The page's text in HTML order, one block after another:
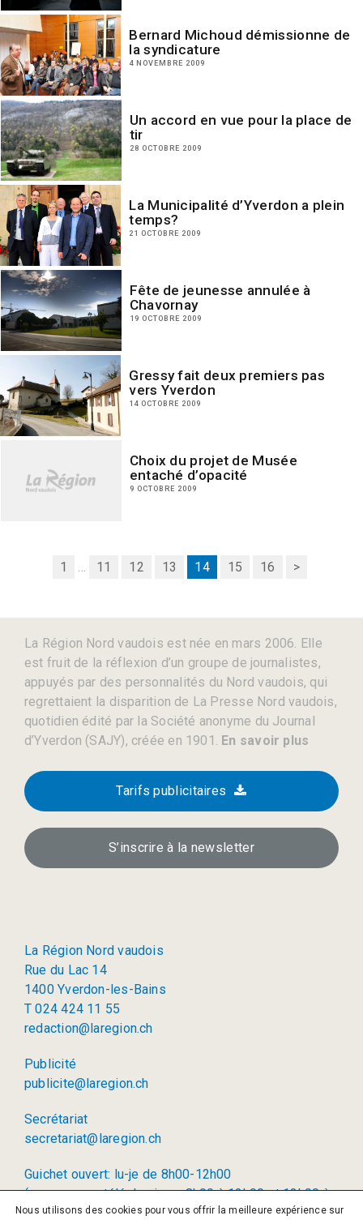
Bernard Michoud démissionne de
la syndicature
4 NOVEMBRE 2009
Un accord en vue pour la place de
tir
28 OCTOBRE 2009
La Municipalité d’Yverdon a plein
temps?
21 OCTOBRE 2009
Fête de jeunesse annulée à
Chavornay
19 OCTOBRE 2009
Gressy fait deux premiers pas
vers Yverdon
14 OCTOBRE 2009
Choix du projet de Musée
entaché d’opacité
9 OCTOBRE 2009
1 ... 11 12 13 14 15 16 >
La Région Nord vaudois est née en mars 2006. Elle
est fruit de la réflexion d’un groupe de journalistes,
appuyés par des personnalités du Nord vaudois, qui
regrettaient la disparition de La Presse Nord vaudois,
quotidien édité par la Société anonyme du Journal
d’Yverdon (SAJY), créée en 1901. En savoir plus
Tarifs publicitaires
S’inscrire à la newsletter
La Région Nord vaudois
Rue du Lac 14
1400 Yverdon-les-Bains
T 024 424 11 55
redaction@laregion.ch
Publicité
publicite@laregion.ch
Secrétariat
secretariat@laregion.ch
Guichet ouvert: lu-je de 8h00-12h00
(permanence téléphonique: 8h00 à 12h00 et 13h00 à
17h00)
Nous utilisons des cookies pour vous offrir la meilleure expérience sur